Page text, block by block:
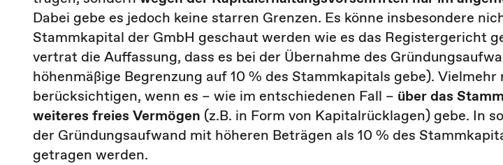
Dabei gebe es jedoch keine starren Grenzen. Es könne insbesondere
Stammkapital der GmbH geschaut werden wie es das Registergericht
vertrat die Auffassung, dass es bei der Übernahme des
höhenmäßige Begrenzung auf 10 % des Stammkapitals gebe). Vielmehr
berücksichtigen, wenn es – wie im entschiedenen Fall – über das
weiteres freies Vermögen (z.B. in Form von Kapitalrücklagen) gebe. In
der Gründungsaufwand mit höheren Beträgen als 10 % des
getragen werden.